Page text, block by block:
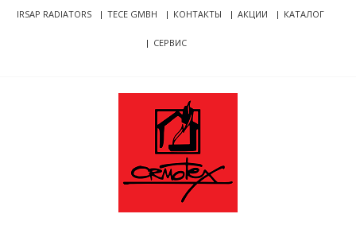
Skip
SkipIRSAP RADIATORS TECE GMBH КОНТАКТЫ АКЦИИ КАТАЛОГ
СЕРВИС